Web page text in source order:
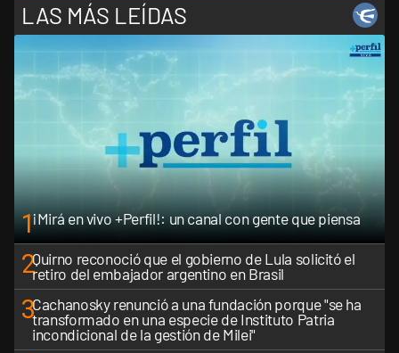
LAS MÁS LEÍDAS
1¡Mirá en vivo +Perfil!: un canal con gente que piensa
2Quirno reconoció que el gobierno de Lula solicitó el
retiro del embajador argentino en Brasil
3Cachanosky renunció a una fundación porque "se ha
transformado en una especie de Instituto Patria
incondicional de la gestión de Milei"